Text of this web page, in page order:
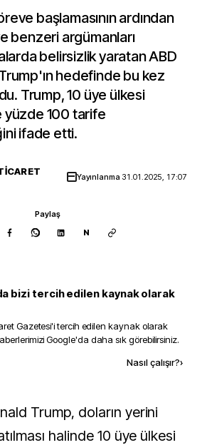
başlamasının ardından
benzeri argümanları
belirsizlik yaratan ABD
hedefinde bu kez
Trump, 10 üye ülkesi
yüzde 100 tarife
ifade etti.
Yayınlanma 31.01.2025, 17:07
Paylaş
N
bizi tercih edilen kaynak olarak
Gazetesi'i tercih edilen kaynak olarak
Google'da daha sık görebilirsiniz.
Nasıl çalışır?›
halinde 10 üye ülkesi